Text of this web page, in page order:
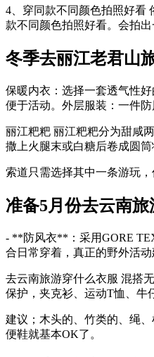
4、穿同款不同颜色拍照好看
款不同颜色拍照好看。会拍
冬季去丽江老君山
保暖内衣：选择一套透气性
便于活动。外层服装：一件
丽江粑粑 丽江粑粑分为甜咸
撒上火腿末或白糖后卷成圆
索道只需选择其中一条游玩
准备5月份去云南
- **防风衣**：采用GORE
合日常穿着，真正的野外活动
去云南旅游穿什么衣服 混搭
保护，夹克衫、运动T恤、牛
建议；木头的、竹类的、绳
便鞋就基本OK了。